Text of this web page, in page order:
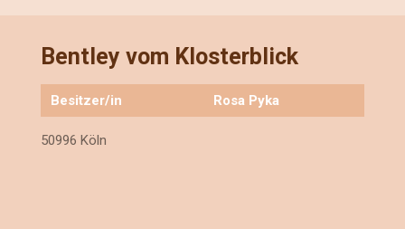
Bentley vom Klosterblick
Besitzer/in Rosa Pyka
50996 Köln